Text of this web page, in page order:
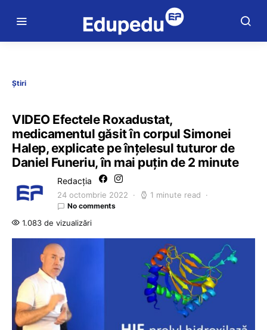
Știri
VIDEO Efectele Roxadustat,
medicamentul găsit în corpul Simonei
Halep, explicate pe înțelesul tuturor de
Daniel Funeriu, în mai puțin de 2 minute
Redacția
24 octombrie 2022 1 minute read
No comments
1.083 de vizualizări